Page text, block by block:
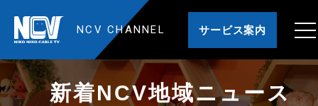
NCV CHANNEL サービス案内
新着NCV地域ニュース